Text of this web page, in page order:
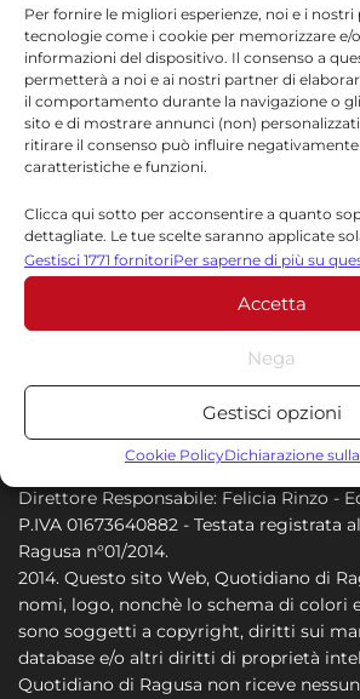
Per fornire le migliori esperienze, noi e i
tecnologie come i cookie per memorizzare e/
informazioni del dispositivo. Il consenso a
permetterà a noi e ai nostri partner di
il comportamento durante la navigazione o
sito e di mostrare annunci (non)
ritirare il consenso può influire
caratteristiche e funzioni.
Clicca qui sotto per acconsentire a quanto
dettagliate. Le tue scelte saranno applicate
sito. È possibile modificare le impostazioni in
compreso il ritiro del consenso, utilizzando i
Policy o cliccando sul pulsante di gestione del
inferiore dello schermo.
Statistiche
Archiviare informazioni su dispositivo e/o
prestazioni degli annunci, Misurare le
combinazione di dati provenienti da fonti
Marketing
Archiviare informazioni su dispositivo e/o
dati limitati per la selezione della pubblicità,
pubblicità personalizzata, Utilizzare profili
pubblicità personalizzata, Creare profili per la
Gestisci 1771 fornitoriPer saperne di più su
Accetta
Nega
Gestisci opzioni
Cookie PolicyDichiarazione
Caldo record fino a
40°C attesi e notti
forse uno spiraglio
9 AGOSTO 2026
passerelle per
divario con Marina
9 AGOSTO 2026
Direttore Responsabile: Felicia Rinzo -
P.IVA 01673640882 - Testata registrata
Ragusa n°01/2014.
2014. Questo sito Web, Quotidiano di
nomi, logo, nonchè lo schema di colori
sono soggetti a copyright, diritti sui
database e/o altri diritti di proprietà
Quotidiano di Ragusa non riceve